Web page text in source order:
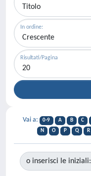
In ordine:
Risultati/Pagina
Vai a: 0-9 A B C
N
O P Q R
o inserisci le iniziali: